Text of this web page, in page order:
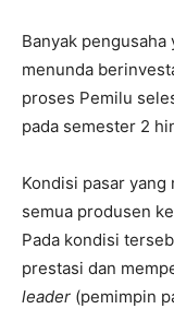
Banyak pengusaha
menunda
proses Pemilu
pada semester 2
Kondisi pasar
semua produsen
Pada kondisi
prestasi dan
leader (pemimpin